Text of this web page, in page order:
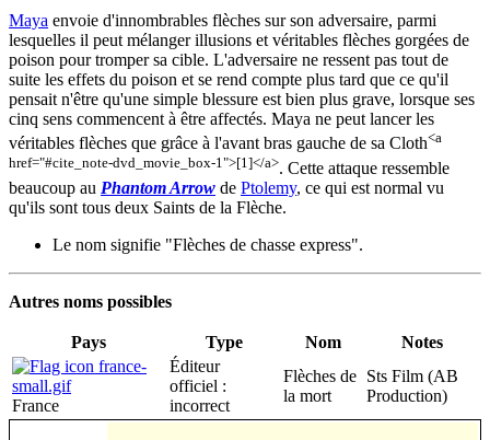
Maya envoie d'innombrables flèches sur son adversaire, parmi
lesquelles il peut mélanger illusions et véritables flèches gorgées de
poison pour tromper sa cible. L'adversaire ne ressent pas tout de
suite les effets du poison et se rend compte plus tard que ce qu'il
pensait n'être qu'une simple blessure est bien plus grave, lorsque ses
cinq sens commencent à être affectés. Maya ne peut lancer les
véritables flèches que grâce à l'avant bras gauche de sa Cloth<a
href="#cite_note-dvd_movie_box-1">[1]</a>. Cette attaque ressemble
beaucoup au Phantom Arrow de Ptolemy, ce qui est normal vu
qu'ils sont tous deux Saints de la Flèche.
Le nom signifie "Flèches de chasse express".
Autres noms possibles
Pays Type Nom Notes
France
Éditeur
officiel :
incorrect
Flèches de
la mort
Sts Film (AB
Production)